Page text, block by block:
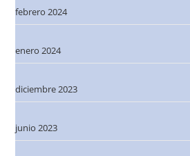
febrero 2024
enero 2024
diciembre 2023
junio 2023